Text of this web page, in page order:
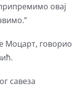
овај
Моцарт, говорио
савеза